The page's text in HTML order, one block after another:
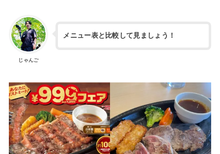
じゃんご
メニュー表と比較して見ましょう！